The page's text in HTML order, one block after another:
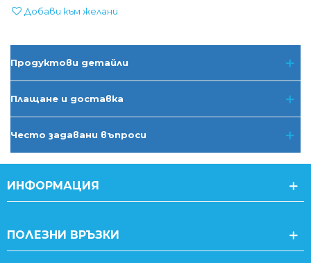
Добави към желани
Продуктови детайли
Плащане и доставка
Често задавани въпроси
ИНФОРМАЦИЯ
ПОЛЕЗНИ ВРЪЗКИ